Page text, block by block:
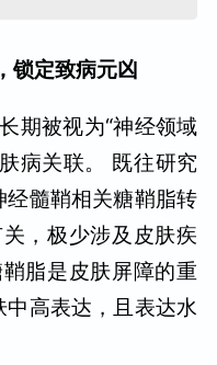
锁定致病元凶
期被视为“神经领域
病关联。 既往研究
经髓鞘相关糖鞘脂转
，极少涉及皮肤疾
脂是皮肤屏障的重
高表达，且表达水